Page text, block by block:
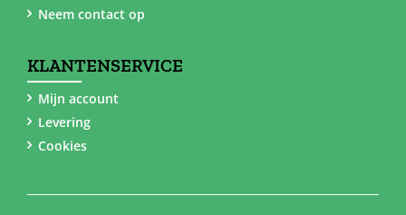
Neem contact op
KLANTENSERVICE
Mijn account
Levering
Cookies